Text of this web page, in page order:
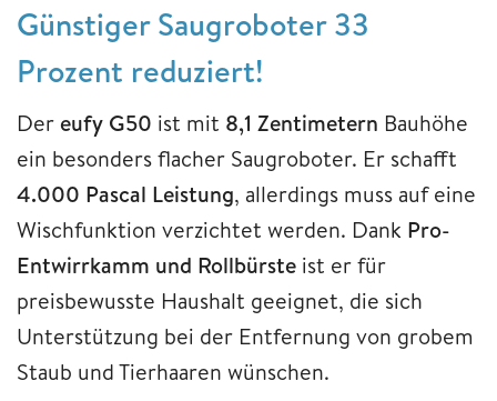
Günstiger Saugroboter 33
Prozent reduziert!
Der eufy G50 ist mit 8,1 Zentimetern Bauhöhe
ein besonders flacher Saugroboter. Er schafft
4.000 Pascal Leistung, allerdings muss auf eine
Wischfunktion verzichtet werden. Dank Pro-
Entwirrkamm und Rollbürste ist er für
preisbewusste Haushalt geeignet, die sich
Unterstützung bei der Entfernung von grobem
Staub und Tierhaaren wünschen.